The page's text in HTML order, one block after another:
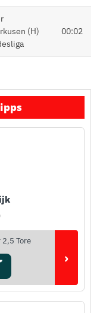
(H)
00:02
2,5 Tore
›